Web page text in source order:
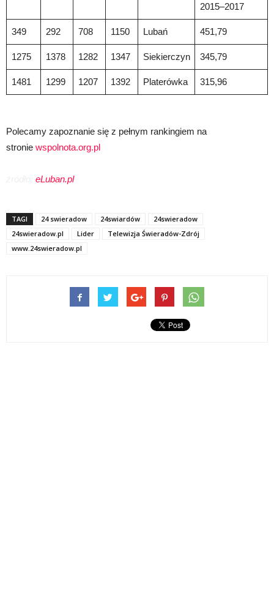
2015–2017
349 292 708 1150 Lubań 451,79
1275 1378 1282 1347 Siekierczyn 345,79
1481 1299 1207 1392 Platerówka 315,96
Polecamy zapoznanie się z pełnym rankingiem na
stronie wspolnota.org.pl
eLuban.pl
TAGI 24 swieradow 24swiardów
24swieradow
24swieradow.pl
Lider
Telewizja Świeradów-Zdrój
www.24swieradow.pl